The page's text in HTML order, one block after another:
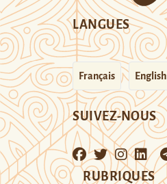
LANGUES
Français English
SUIVEZ-NOUS
RUBRIQUES